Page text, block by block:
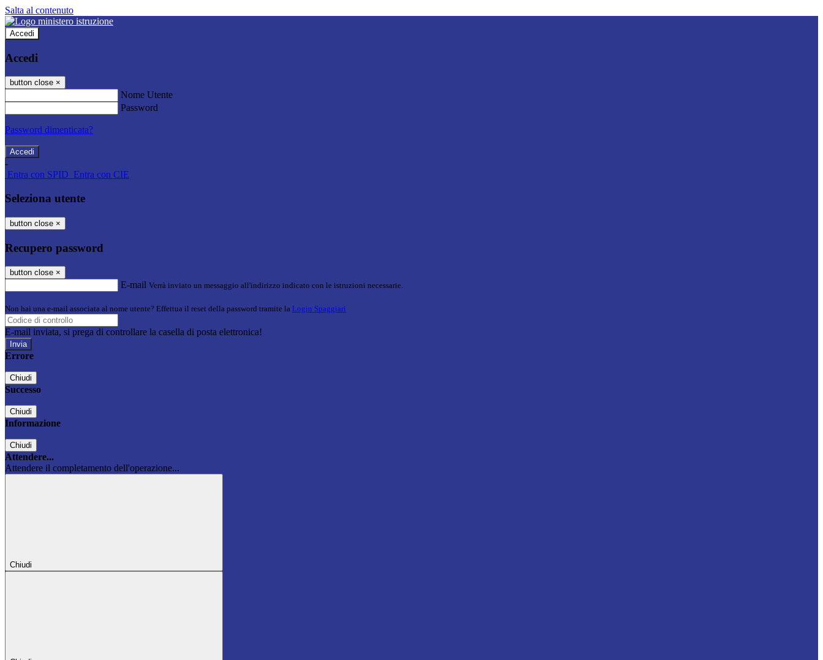
Salta al contenuto
Accedi
Accedi
button close ×
Nome Utente
Password
Password dimenticata?
-
Entra con SPID Entra con CIE
Seleziona utente
button close ×
Recupero password
button close ×
E-mail Verrà inviato un messaggio all'indirizzo indicato con le istruzioni necessarie.
Non hai una e-mail associata al nome utente? Effettua il reset della password tramite la Login Spaggiari
E-mail inviata, si prega di controllare la casella di posta elettronica!
Errore
Chiudi
Successo
Chiudi
Informazione
Chiudi
Attendere...
Attendere il completamento dell'operazione...
Chiudi